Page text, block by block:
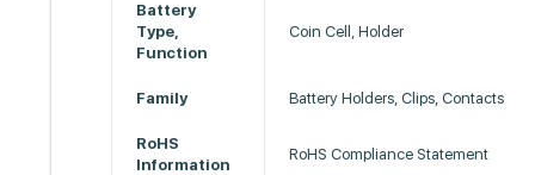
Battery
Type,
Function
Coin Cell, Holder
Family Battery Holders, Clips, Contacts
RoHS
Information
RoHS Compliance Statement